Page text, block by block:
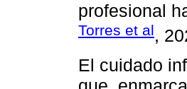
profesional
Torres et al,
El cuidado